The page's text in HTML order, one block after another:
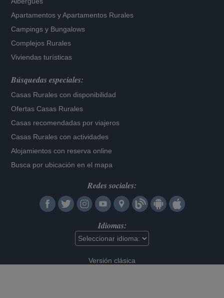
Apartamentos yApartamentos Rurales
Campings y Bungalows
Complejos Rurales
Viviendas turísticas
Búsquedas especiales:
Casas Rurales con disponibilidad
Ofertas Casas Rurales
Casas recomendadas por viajeros
Casas Rurales con actividades
Alojamientos con reserva online
Busca por ubicación en el mapa
Redes sociales:
Idiomas:
Versión clásica